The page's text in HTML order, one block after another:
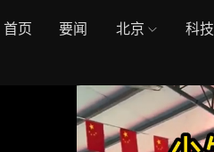
首页 要闻 北京 科技